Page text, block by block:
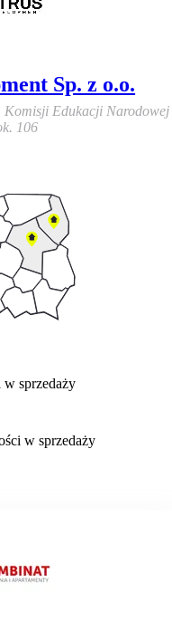
Sp. z o.o.
Komisji Edukacji Narodowej
106
w sprzedaży
w sprzedaży